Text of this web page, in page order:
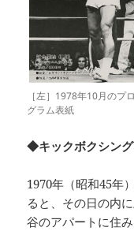
［左］1978年10月のプ
グラム表紙
◆キックボクシン
1970年（昭和45年
ると、その日の内
谷のアパートに住